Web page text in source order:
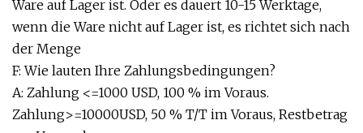
Ware auf Lager ist. Oder es dauert 10-15 Werktage,
wenn die Ware nicht auf Lager ist, es richtet sich nach
der Menge
F: Wie lauten Ihre Zahlungsbedingungen?
A: Zahlung <=1000 USD, 100 % im Voraus.
Zahlung>=10000USD, 50 % T/T im Voraus, Restbetrag